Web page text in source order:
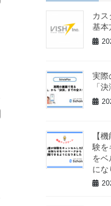
カス
基本
実際
「
【
験を
をベ
にな